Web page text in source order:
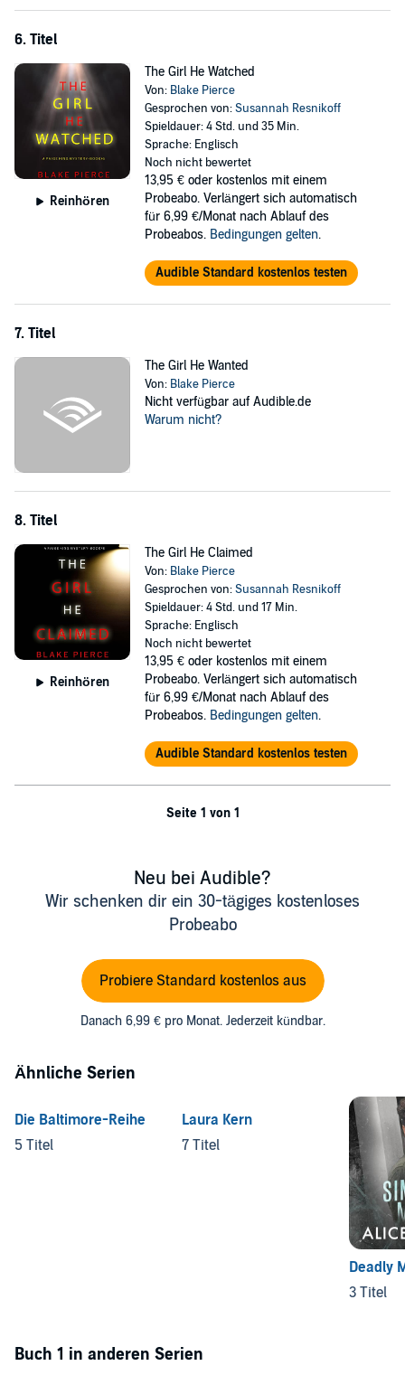
6. Titel
Reinhören
The Girl He Watched
Von: Blake Pierce
Gesprochen von:Susannah Resnikoff
Spieldauer: 4 Std. und 35 Min.
Sprache: Englisch
Noch nicht bewertet
13,95 € oder kostenlos mit einem
Probeabo. Verlängert sich automatisch
für 6,99 €/Monat nach Ablauf des
Probeabos. Bedingungen gelten.
Audible Standard kostenlos testen
7. Titel
The Girl He Wanted
Von: Blake Pierce
Nicht verfügbar auf Audible.de
Warum nicht?
8. Titel
Reinhören
The Girl He Claimed
Von: Blake Pierce
Gesprochen von:Susannah Resnikoff
Spieldauer: 4 Std. und 17 Min.
Sprache: Englisch
Noch nicht bewertet
13,95 € oder kostenlos mit einem
Probeabo. Verlängert sich automatisch
für 6,99 €/Monat nach Ablauf des
Probeabos. Bedingungen gelten.
Audible Standard kostenlos testen
Seite 1 von 1
Neu bei Audible?
Wir schenken dir ein 30-tägiges kostenloses
Probeabo
Probiere Standard kostenlos aus
Danach 6,99 € pro Monat. Jederzeit kündbar.
Ähnliche Serien
Die Baltimore-Reihe
5 Titel
Laura Kern
7 Titel
Deadly
3 Titel
Buch 1 in anderen Serien